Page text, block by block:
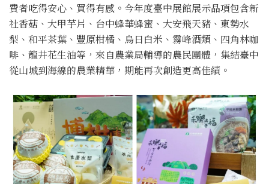
費者吃得安心、買得有感。今年度臺中展館展示品項包含新
社香菇、大甲芋片、台中蜂華蜂蜜、大安飛天豬、東勢水
梨、和平茶葉、豐原柑橘、烏日白米、霧峰酒類、四角林咖
啡、龍井花生油等，來自農業局輔導的農民團體，集結臺中
從山城到海線的農業精華，期能再次創造更高佳績。